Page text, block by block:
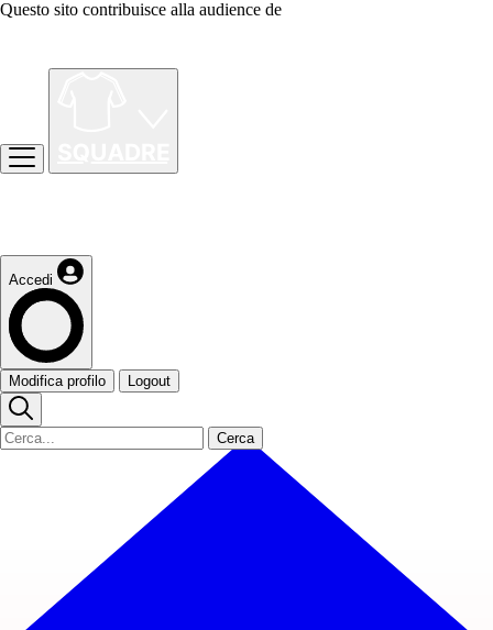
Questo sito contribuisce alla audience de
Accedi
Modifica profilo Logout
Cerca